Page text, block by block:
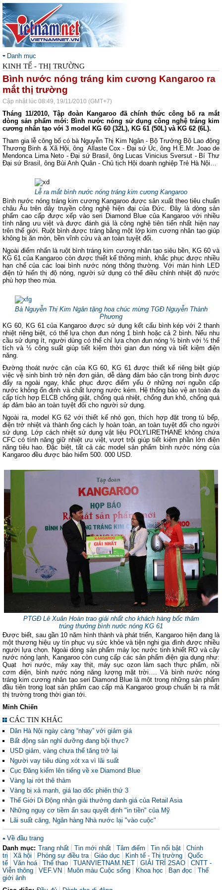
Danh mục
KINH TẾ - THỊ TRƯỜNG
Bình nước nóng tráng kim cương Kangaroo ra
mắt thị trường
Cập nhật lúc 08:49, 19/11/2010 (GMT+7)
Tháng 11/2010, Tập đoàn Kangaroo đã chính thức công bố ra mắt
dòng sản phẩm mới: Bình nước nóng sử dụng công nghệ tráng kim
cương nhân tạo với 3 model KG 60 (32L), KG 61 (50L) và KG 62 (6L).
Tham gia lễ công bố có bà Nguyễn Thị Kim Ngân - Bộ Trưởng Bộ Lao động
Thương Binh & Xã Hội, ông Allaste Cox - Đại sứ Úc, ông H.E.Mr. Joao de
Mendonca Lima Neto - Đại sứ Brasil, ông Lucas Vinicius Sversut - Bí Thư
Đại sứ Brasil, ông Bùi Anh Quân - Chủ tịch Hội doanh nghiệp Trẻ Hà Nội…
Lễ ra mắt bình nước nóng tráng kim cương Kangaroo
Bình nước nóng tráng kim cương Kangaroo được sản xuất theo tiêu chuẩn
châu Âu trên dây truyền công nghệ hiện đại của Đức. Đây là dòng sản
phẩm cao cấp được xếp vào seri Diamond Blue của Kangaroo với nhiều
tính năng ưu việt và được đánh giá là công nghệ tiên tiến nhất hiện nay
trên thế giới. Ruột bình được tráng bằng một lớp kim cương nhân tạo giúp
không bị ăn mòn, bền vĩnh cửu và an toàn tuyệt đối.
Ngoài điểm nhấn là ruột bình tráng kim cương nhân tạo siêu bền, KG 60 và
KG 61 của Kangaroo còn được thiết kế thông minh, khắc phục được nhiều
hạn chế của các loại bình nước nóng thông thường. Với màn hình LED
điện tử hiển thị độ nóng, người sử dụng có thể điều chỉnh nhiệt độ nước
phù hợp theo mùa.
Bà Nguyễn Thị Kim Ngân tặng hoa chúc mừng TGĐ Nguyễn Thành
Phương
KG 60, KG 61 của Kangaroo được sử dụng kết cấu bình kép với 2 thanh
nhiệt riêng biệt, có thể lựa chọn đun nóng 1 bình hoặc cả 2 bình. Nếu nhu
cầu sử dụng ít, người dùng có thể chỉ lựa chọn đun nóng ½ bình với ½ thể
tích và ½ công suất giúp tiết kiệm thời gian đun nóng và tiết kiệm điện
năng.
Đường thoát nước cặn của KG 60, KG 61 được thiết kế riêng biệt giúp
việc vệ sinh bình trở nên đơn giản, dễ dàng đảm bảo cặn trong bình được
đẩy ra ngoài ngay, khắc phục được điểm yếu ở những nơi nguồn cấp
nước không ổn định và chất lượng nước kém. Hệ thống bảo vệ an toàn đa
cấp tích hợp ELCB chống giật, chống quá nhiệt, chống đun khô, chống quá
áp đảm bảo an toàn tuyệt đối cho người sử dụng.
Ngoài ra, model KG 62 với thiết kế nhỏ gọn, thích hợp đặt trong tủ bếp,
điện trở nhiệt và thành ống cách ly hoàn toàn, an toàn tuyệt đối cho người
sử dụng. Lớp cách nhiệt sử dụng vật liệu POLYLIRETHANE không chứa
CFC có tính năng giữ nhiệt ưu việt, vượt trội giúp tiết kiệm phần lớn điện
năng tiêu hao. Đặc biệt, tất cả các model sản phẩm bình nước nóng của
Kangaroo đều được bảo hiểm 500. 000 USD.
PTGĐ Lê Xuân Hoàn trao giải nhất cho khách hàng bốc thăm
trúng thưởng bình nước nóng KG 61
Được biết, sau gần 10 năm hình thành và phát triển, Kangaroo hiện đang là
một thương hiệu uy tín phục vụ sức khỏe và tiện nghi gia đình được nhiều
người lựa chọn. Ngoài dòng sản phẩm máy lọc nước tinh khiết RO và cây
nước nóng lạnh, Kangaroo còn cung cấp các sản phẩm điện gia dụng như:
Quạt hơi nước, máy xay thịt, máy sục ozon làm sạch thực phẩm, nồi
cơm điện, bình nước nóng năng lượng mặt trời…. Và bình nước nóng
tráng kim cương nhân tạo seri Diamond Blue là một trong những sản phẩm
đầu tiên trong loạt sản phẩm cao cấp mà Kangaroo group chuẩn bị ra mắt
thị trường trong thời gian tới.
Minh Chiến
CÁC TIN KHÁC
Dân Hà Nội ngày càng “nhạy” với giảm giá
Bất động sản nghỉ dưỡng đang bội thực?
USD giảm, vàng chưa thể tăng trở lại
Người vay tiêu dùng xót xa vì lãi suất
Cục Đăng kiểm lên tiếng về xe Diamond Blue
Vàng lại rớt thê thảm
Vàng bị xả mạnh, giá lao dốc phiên thứ 3
Thế Giới Di Động nhận giải thưởng danh giá của Retail Asia
Những nguy cơ tiềm ẩn sau quyết định "in tiền" của Mỹ
Lãi suất căng, Ngân hàng Nhà nước lại "vào cuộc"
Về đầu trang
Danh mục: Trang nhất Tin mới nhất Tâm điểm Tin nổi bật
Chính
trị
Xã hội Phóng sự điều tra Giáo dục Kinh tế - Thị trường
Quốc
tế
Văn hoá Thể thao TUANVIETNAM.NET GIẢI TRÍ 2SAO
CNTT -
Viễn thông
VEF.VN Muôn màu Cuộc sống Khoa học Bạn đọc
Thế
giới ảnh